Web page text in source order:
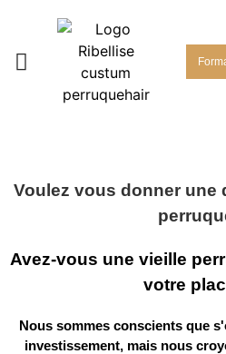
Voulez vous donner une
Avez-vous une vieille
votre
Nous sommes conscients que
investissement, mais nous